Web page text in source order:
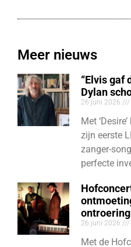
Meer nieuws
“Elvis gaf
Dylan
26 juni 2026
Met
zijn eerste
zanger-
perfecte
ontroering
26 juni 2026
Met de